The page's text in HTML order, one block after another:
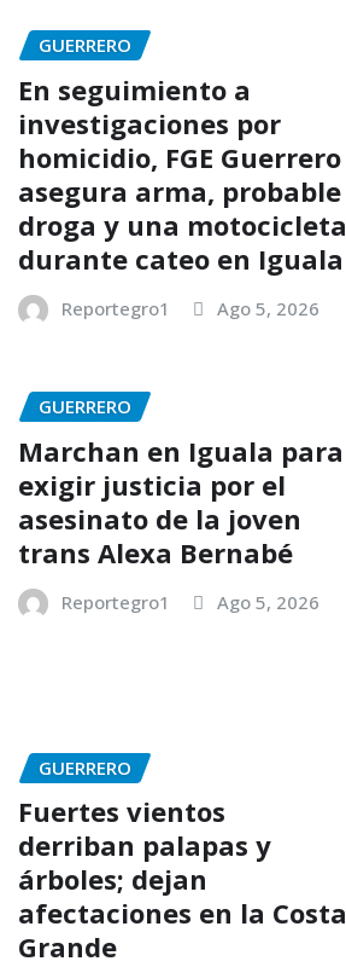
GUERRERO
En seguimiento a
investigaciones por
homicidio, FGE Guerrero
asegura arma, probable
droga y una motocicleta
durante cateo en Iguala
Reportegro1 Ago 5, 2026
GUERRERO
Marchan en Iguala para
exigir justicia por el
asesinato de la joven
trans Alexa Bernabé
Reportegro1 Ago 5, 2026
GUERRERO
Fuertes vientos
derriban palapas y
árboles; dejan
afectaciones en la Costa
Grande